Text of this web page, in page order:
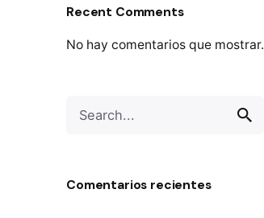
Recent Comments
No hay comentarios que mostrar.
for
Comentarios recientes